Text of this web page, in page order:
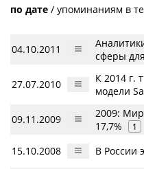
по дате / упоминаниям в
04.10.2011
сферы
27.07.2010
К 2014 г.
модели
09.11.2009
2009:
17,7%
1
15.10.2008 В России